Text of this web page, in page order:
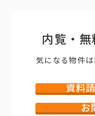
内覧・
気になる物件
資料
お